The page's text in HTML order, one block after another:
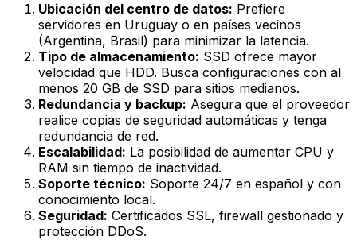
Ubicación del centro de datos: Prefiere
servidores en Uruguay o en países vecinos
(Argentina, Brasil) para minimizar la latencia.
Tipo de almacenamiento: SSD ofrece mayor
velocidad que HDD. Busca configuraciones con al
menos 20 GB de SSD para sitios medianos.
Redundancia y backup: Asegura que el proveedor
realice copias de seguridad automáticas y tenga
redundancia de red.
Escalabilidad: La posibilidad de aumentar CPU y
RAM sin tiempo de inactividad.
Soporte técnico: Soporte 24/7 en español y con
conocimiento local.
Seguridad: Certificados SSL, firewall gestionado y
protección DDoS.